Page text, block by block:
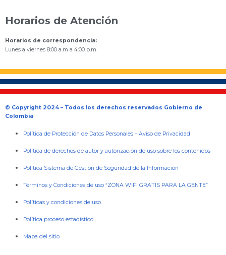
Horarios de Atención
Horarios de correspondencia:
Lunes a viernes 8:00 a.m a 4:00 p.m.
© Copyright 2024 – Todos los derechos reservados Gobierno de
Colombia
Política de Protección de Datos Personales –Aviso de Privacidad
Política de derechos de autor y autorización de uso sobre los contenidos
Política Sistema de Gestión de Seguridad de la Información
Términos y Condiciones de uso “ZONA WIFI GRATIS PARA LA GENTE”
Políticas y condiciones de uso
Política proceso estadístico
Mapa del sitio